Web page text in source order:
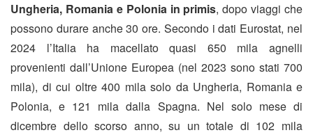
Ungheria, Romania e Polonia in primis, dopo viaggi che
possono durare anche 30 ore. Secondo i dati Eurostat, nel
2024 l’Italia ha macellato quasi 650 mila agnelli
provenienti dall’Unione Europea (nel 2023 sono stati 700
mila), di cui oltre 400 mila solo da Ungheria, Romania e
Polonia, e 121 mila dalla Spagna. Nel solo mese di
dicembre dello scorso anno, su un totale di 102 mila